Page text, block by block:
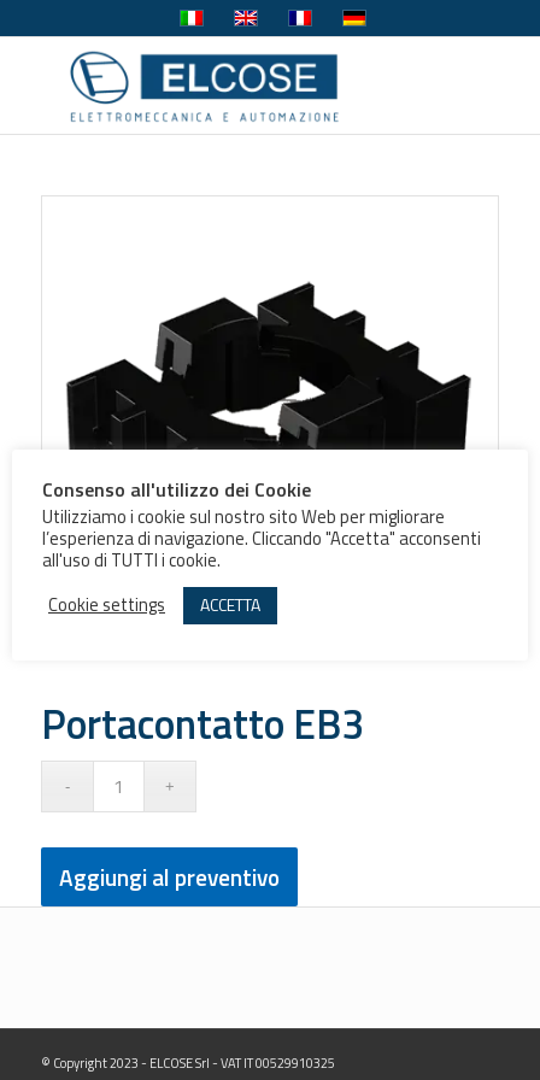
Portacontatto EB3
Aggiungi al preventivo
© Copyright 2023 - ELCOSE Srl - VAT IT 00529910325
Consenso all'utilizzo dei Cookie
Utilizziamo i cookie sul nostro sito Web per migliorare
l’esperienza di navigazione. Cliccando "Accetta" acconsenti
all'uso di TUTTI i cookie.
Cookie settings
ACCETTA